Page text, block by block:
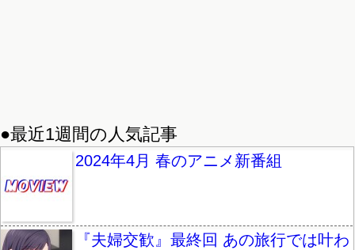
●最近1週間の人気記事
2024年4月 春のアニメ新番組
『夫婦交歓』最終回 あの旅行では叶わ